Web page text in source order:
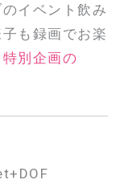
イベント飲み
も録画でお楽
別企画の